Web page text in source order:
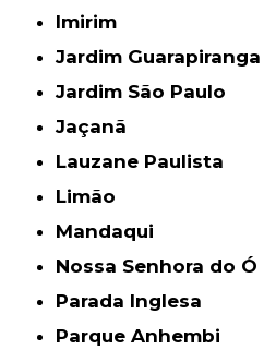
Imirim
Jardim Guarapiranga
Jardim São Paulo
Jaçanã
Lauzane Paulista
Limão
Mandaqui
Nossa Senhora do Ó
Parada Inglesa
Parque Anhembi